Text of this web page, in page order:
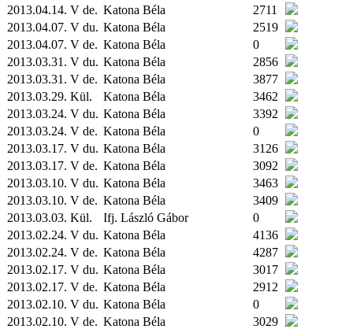
2013.04.14. V de. Katona Béla
2711
2013.04.07. V du. Katona Béla
2519
2013.04.07. V de. Katona Béla
0
2013.03.31. V du. Katona Béla
2856
2013.03.31. V de. Katona Béla
3877
2013.03.29. Kül. Katona Béla
3462
2013.03.24. V du. Katona Béla
3392
2013.03.24. V de. Katona Béla
0
2013.03.17. V du. Katona Béla
3126
2013.03.17. V de. Katona Béla
3092
2013.03.10. V du. Katona Béla
3463
2013.03.10. V de. Katona Béla
3409
2013.03.03. Kül. Ifj. László Gábor
0
2013.02.24. V du. Katona Béla
4136
2013.02.24. V de. Katona Béla
4287
2013.02.17. V du. Katona Béla
3017
2013.02.17. V de. Katona Béla
2912
2013.02.10. V du. Katona Béla
0
2013.02.10. V de. Katona Béla
3029